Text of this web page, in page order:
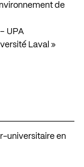
de
UPA
Laval »
universitaire en